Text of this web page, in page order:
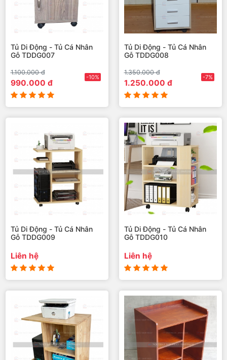
Tủ Di Động - Tủ Cá Nhân
Gỗ TDDG007
1.100.000 đ
990.000 đ
-10%
Tủ Di Động - Tủ Cá Nhân
Gỗ TDDG008
1.350.000 đ
1.250.000 đ
-7%
Tủ Di Động - Tủ Cá Nhân
Gỗ TDDG009
Liên hệ
Tủ Di Động - Tủ Cá Nhân
Gỗ TDDG010
Liên hệ